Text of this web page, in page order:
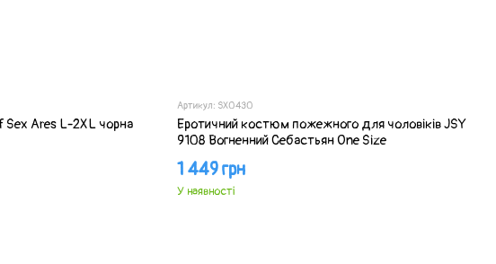
Sex Ares L-2XL чорна
Артикул: SX0430
Еротичний костюм пожежного для чоловіків JSY
9108 Вогненний Себастьян One Size
1 449 грн
У наявності